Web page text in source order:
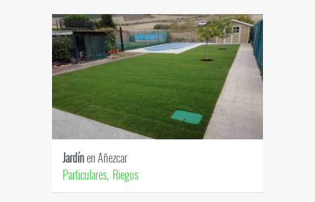
Jardínen Añezcar
Particulares, Riegos